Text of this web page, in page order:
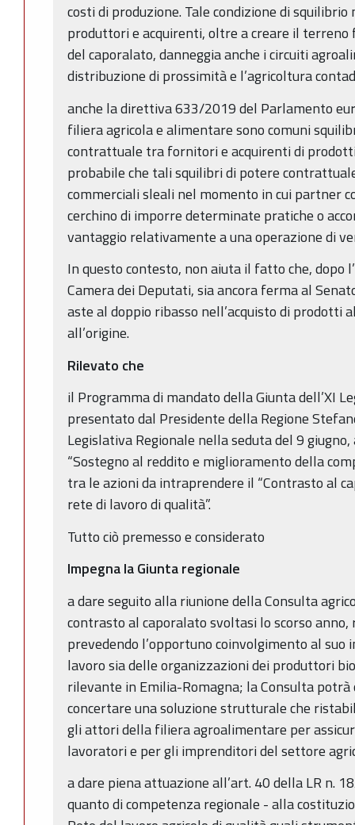
costi di produzione. Tale condizione di
produttori e acquirenti, oltre a creare il
del caporalato, danneggia anche i circuiti
distribuzione di prossimità e l’agricoltura
anche la direttiva 633/2019 del Parlamento
filiera agricola e alimentare sono comuni
contrattuale tra fornitori e acquirenti di
probabile che tali squilibri di potere
commerciali sleali nel momento in cui partner
cerchino di imporre determinate pratiche o
vantaggio relativamente a una operazione di
In questo contesto, non aiuta il fatto che, dopo
Camera dei Deputati, sia ancora ferma al
aste al doppio ribasso nell’acquisto di prodotti
all’origine.
Rilevato che
il Programma di mandato della Giunta dell’XI
presentato dal Presidente della Regione
Legislativa Regionale nella seduta del 9
“Sostegno al reddito e miglioramento della
tra le azioni da intraprendere il “Contrasto al
rete di lavoro di qualità”.
Tutto ciò premesso e considerato
Impegna la Giunta regionale
a dare seguito alla riunione della Consulta
contrasto al caporalato svoltasi lo scorso anno,
prevedendo l’opportuno coinvolgimento al
lavoro sia delle organizzazioni dei produttori
rilevante in Emilia-Romagna; la Consulta potrà
concertare una soluzione strutturale che
gli attori della filiera agroalimentare per
lavoratori e per gli imprenditori del settore
a dare piena attuazione all’art. 40 della LR n.
quanto di competenza regionale - alla